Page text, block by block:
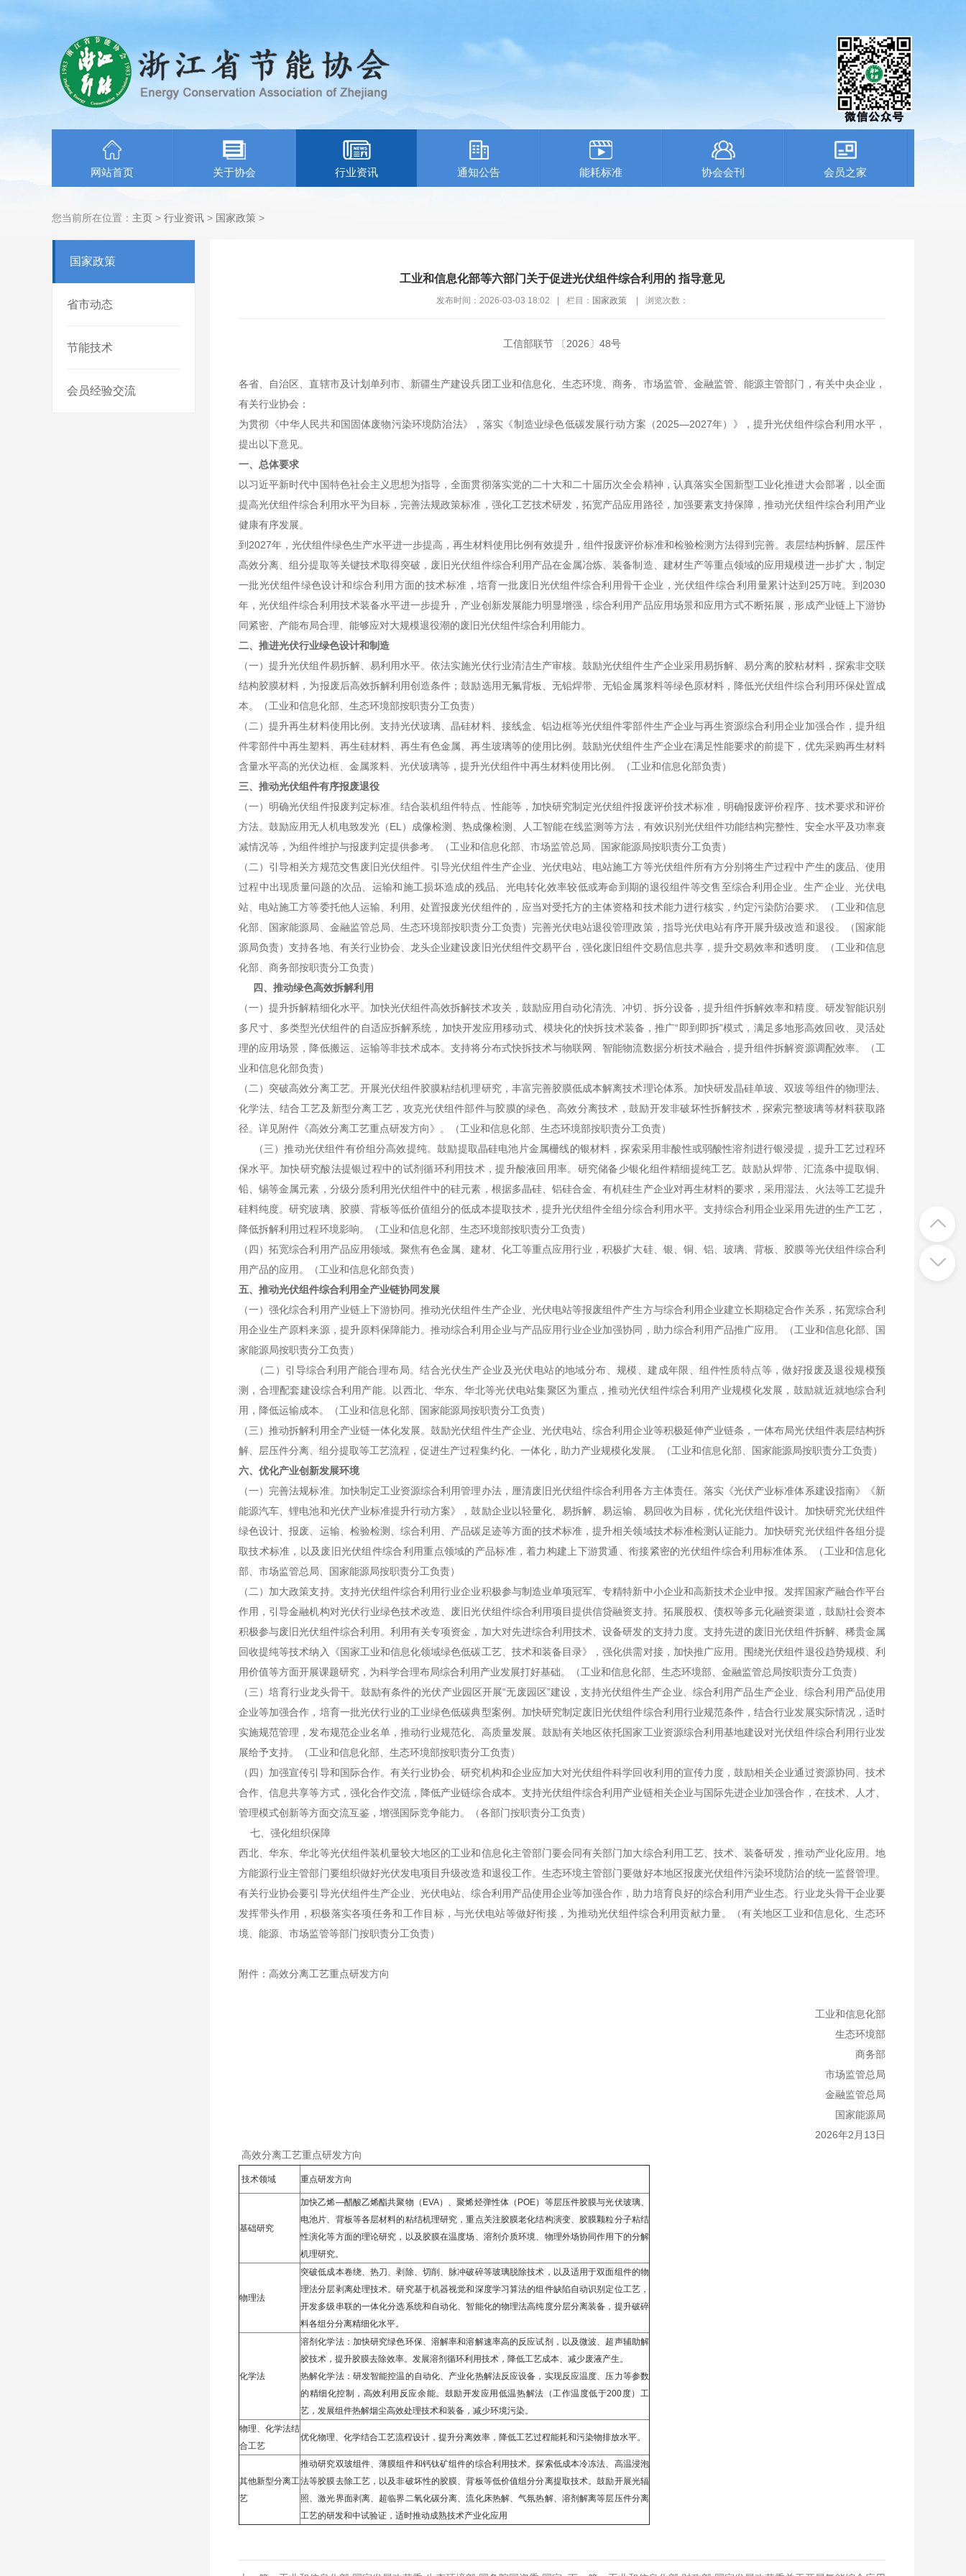
网站首页 关于协会 行业资讯 通知公告 能耗标准 协会会刊 会员之家
您当前所在位置： 主页 > 行业资讯 > 国家政策 >
国家政策
省市动态
节能技术
会员经验交流
工业和信息化部等六部门关于促进光伏组件综合利用的 指导意见
发布时间：2026-03-03 18:02 栏目： 国家政策 浏览次数：
工信部联节 〔2026〕48号
各省、自治区、直辖市及计划单列市、新疆生产建设兵团工业和信息化、生态环境、商务、市场监管、金融监管、能源主管部门，有关中央企业，
有关行业协会：
为贯彻《中华人民共和国固体废物污染环境防治法》，落实《制造业绿色低碳发展行动方案（2025—2027年）》，提升光伏组件综合利用水平，
提出以下意见。
一、总体要求
以习近平新时代中国特色社会主义思想为指导，全面贯彻落实党的二十大和二十届历次全会精神，认真落实全国新型工业化推进大会部署，以全面
提高光伏组件综合利用水平为目标，完善法规政策标准，强化工艺技术研发，拓宽产品应用路径，加强要素支持保障，推动光伏组件综合利用产业
健康有序发展。
到2027年，光伏组件绿色生产水平进一步提高，再生材料使用比例有效提升，组件报废评价标准和检验检测方法得到完善。表层结构拆解、层压件
高效分离、组分提取等关键技术取得突破，废旧光伏组件综合利用产品在金属冶炼、装备制造、建材生产等重点领域的应用规模进一步扩大，制定
一批光伏组件绿色设计和综合利用方面的技术标准，培育一批废旧光伏组件综合利用骨干企业，光伏组件综合利用量累计达到25万吨。到2030
年，光伏组件综合利用技术装备水平进一步提升，产业创新发展能力明显增强，综合利用产品应用场景和应用方式不断拓展，形成产业链上下游协
同紧密、产能布局合理、能够应对大规模退役潮的废旧光伏组件综合利用能力。
二、推进光伏行业绿色设计和制造
（一）提升光伏组件易拆解、易利用水平。依法实施光伏行业清洁生产审核。鼓励光伏组件生产企业采用易拆解、易分离的胶粘材料，探索非交联
结构胶膜材料，为报废后高效拆解利用创造条件；鼓励选用无氟背板、无铅焊带、无铅金属浆料等绿色原材料，降低光伏组件综合利用环保处置成
本。（工业和信息化部、生态环境部按职责分工负责）
（二）提升再生材料使用比例。支持光伏玻璃、晶硅材料、接线盒、铝边框等光伏组件零部件生产企业与再生资源综合利用企业加强合作，提升组
件零部件中再生塑料、再生硅材料、再生有色金属、再生玻璃等的使用比例。鼓励光伏组件生产企业在满足性能要求的前提下，优先采购再生材料
含量水平高的光伏边框、金属浆料、光伏玻璃等，提升光伏组件中再生材料使用比例。（工业和信息化部负责）
三、推动光伏组件有序报废退役
（一）明确光伏组件报废判定标准。结合装机组件特点、性能等，加快研究制定光伏组件报废评价技术标准，明确报废评价程序、技术要求和评价
方法。鼓励应用无人机电致发光（EL）成像检测、热成像检测、人工智能在线监测等方法，有效识别光伏组件功能结构完整性、安全水平及功率衰
减情况等，为组件维护与报废判定提供参考。（工业和信息化部、市场监管总局、国家能源局按职责分工负责）
（二）引导相关方规范交售废旧光伏组件。引导光伏组件生产企业、光伏电站、电站施工方等光伏组件所有方分别将生产过程中产生的废品、使用
过程中出现质量问题的次品、运输和施工损坏造成的残品、光电转化效率较低或寿命到期的退役组件等交售至综合利用企业。生产企业、光伏电
站、电站施工方等委托他人运输、利用、处置报废光伏组件的，应当对受托方的主体资格和技术能力进行核实，约定污染防治要求。（工业和信息
化部、国家能源局、金融监管总局、生态环境部按职责分工负责）完善光伏电站退役管理政策，指导光伏电站有序开展升级改造和退役。（国家能
源局负责）支持各地、有关行业协会、龙头企业建设废旧光伏组件交易平台，强化废旧组件交易信息共享，提升交易效率和透明度。（工业和信息
化部、商务部按职责分工负责）
四、推动绿色高效拆解利用
（一）提升拆解精细化水平。加快光伏组件高效拆解技术攻关，鼓励应用自动化清洗、冲切、拆分设备，提升组件拆解效率和精度。研发智能识别
多尺寸、多类型光伏组件的自适应拆解系统，加快开发应用移动式、模块化的快拆技术装备，推广“即到即拆”模式，满足多地形高效回收、灵活处
理的应用场景，降低搬运、运输等非技术成本。支持将分布式快拆技术与物联网、智能物流数据分析技术融合，提升组件拆解资源调配效率。（工
业和信息化部负责）
（二）突破高效分离工艺。开展光伏组件胶膜粘结机理研究，丰富完善胶膜低成本解离技术理论体系。加快研发晶硅单玻、双玻等组件的物理法、
化学法、结合工艺及新型分离工艺，攻克光伏组件部件与胶膜的绿色、高效分离技术，鼓励开发非破坏性拆解技术，探索完整玻璃等材料获取路
径。详见附件《高效分离工艺重点研发方向》。（工业和信息化部、生态环境部按职责分工负责）
（三）推动光伏组件有价组分高效提纯。鼓励提取晶硅电池片金属栅线的银材料，探索采用非酸性或弱酸性溶剂进行银浸提，提升工艺过程环
保水平。加快研究酸法提银过程中的试剂循环利用技术，提升酸液回用率。研究储备少银化组件精细提纯工艺。鼓励从焊带、汇流条中提取铜、
铅、锡等金属元素，分级分质利用光伏组件中的硅元素，根据多晶硅、铝硅合金、有机硅生产企业对再生材料的要求，采用湿法、火法等工艺提升
硅料纯度。研究玻璃、胶膜、背板等低价值组分的低成本提取技术，提升光伏组件全组分综合利用水平。支持综合利用企业采用先进的生产工艺，
降低拆解利用过程环境影响。（工业和信息化部、生态环境部按职责分工负责）
（四）拓宽综合利用产品应用领域。聚焦有色金属、建材、化工等重点应用行业，积极扩大硅、银、铜、铝、玻璃、背板、胶膜等光伏组件综合利
用产品的应用。（工业和信息化部负责）
五、推动光伏组件综合利用全产业链协同发展
（一）强化综合利用产业链上下游协同。推动光伏组件生产企业、光伏电站等报废组件产生方与综合利用企业建立长期稳定合作关系，拓宽综合利
用企业生产原料来源，提升原料保障能力。推动综合利用企业与产品应用行业企业加强协同，助力综合利用产品推广应用。（工业和信息化部、国
家能源局按职责分工负责）
（二）引导综合利用产能合理布局。结合光伏生产企业及光伏电站的地域分布、规模、建成年限、组件性质特点等，做好报废及退役规模预
测，合理配套建设综合利用产能。以西北、华东、华北等光伏电站集聚区为重点，推动光伏组件综合利用产业规模化发展，鼓励就近就地综合利
用，降低运输成本。（工业和信息化部、国家能源局按职责分工负责）
（三）推动拆解利用全产业链一体化发展。鼓励光伏组件生产企业、光伏电站、综合利用企业等积极延伸产业链条，一体布局光伏组件表层结构拆
解、层压件分离、组分提取等工艺流程，促进生产过程集约化、一体化，助力产业规模化发展。（工业和信息化部、国家能源局按职责分工负责）
六、优化产业创新发展环境
（一）完善法规标准。加快制定工业资源综合利用管理办法，厘清废旧光伏组件综合利用各方主体责任。落实《光伏产业标准体系建设指南》《新
能源汽车、锂电池和光伏产业标准提升行动方案》，鼓励企业以轻量化、易拆解、易运输、易回收为目标，优化光伏组件设计。加快研究光伏组件
绿色设计、报废、运输、检验检测、综合利用、产品碳足迹等方面的技术标准，提升相关领域技术标准检测认证能力。加快研究光伏组件各组分提
取技术标准，以及废旧光伏组件综合利用重点领域的产品标准，着力构建上下游贯通、衔接紧密的光伏组件综合利用标准体系。（工业和信息化
部、市场监管总局、国家能源局按职责分工负责）
（二）加大政策支持。支持光伏组件综合利用行业企业积极参与制造业单项冠军、专精特新中小企业和高新技术企业申报。发挥国家产融合作平台
作用，引导金融机构对光伏行业绿色技术改造、废旧光伏组件综合利用项目提供信贷融资支持。拓展股权、债权等多元化融资渠道，鼓励社会资本
积极参与废旧光伏组件综合利用。利用有关专项资金，加大对先进综合利用技术、设备研发的支持力度。支持先进的废旧光伏组件拆解、稀贵金属
回收提纯等技术纳入《国家工业和信息化领域绿色低碳工艺、技术和装备目录》，强化供需对接，加快推广应用。围绕光伏组件退役趋势规模、利
用价值等方面开展课题研究，为科学合理布局综合利用产业发展打好基础。（工业和信息化部、生态环境部、金融监管总局按职责分工负责）
（三）培育行业龙头骨干。鼓励有条件的光伏产业园区开展“无废园区”建设，支持光伏组件生产企业、综合利用产品生产企业、综合利用产品使用
企业等加强合作，培育一批光伏行业的工业绿色低碳典型案例。加快研究制定废旧光伏组件综合利用行业规范条件，结合行业发展实际情况，适时
实施规范管理，发布规范企业名单，推动行业规范化、高质量发展。鼓励有关地区依托国家工业资源综合利用基地建设对光伏组件综合利用行业发
展给予支持。（工业和信息化部、生态环境部按职责分工负责）
（四）加强宣传引导和国际合作。有关行业协会、研究机构和企业应加大对光伏组件科学回收利用的宣传力度，鼓励相关企业通过资源协同、技术
合作、信息共享等方式，强化合作交流，降低产业链综合成本。支持光伏组件综合利用产业链相关企业与国际先进企业加强合作，在技术、人才、
管理模式创新等方面交流互鉴，增强国际竞争能力。（各部门按职责分工负责）
七、强化组织保障
西北、华东、华北等光伏组件装机量较大地区的工业和信息化主管部门要会同有关部门加大综合利用工艺、技术、装备研发，推动产业化应用。地
方能源行业主管部门要组织做好光伏发电项目升级改造和退役工作。生态环境主管部门要做好本地区报废光伏组件污染环境防治的统一监督管理。
有关行业协会要引导光伏组件生产企业、光伏电站、综合利用产品使用企业等加强合作，助力培育良好的综合利用产业生态。行业龙头骨干企业要
发挥带头作用，积极落实各项任务和工作目标，与光伏电站等做好衔接，为推动光伏组件综合利用贡献力量。（有关地区工业和信息化、生态环
境、能源、市场监管等部门按职责分工负责）
附件：高效分离工艺重点研发方向
工业和信息化部
生态环境部
商务部
市场监管总局
金融监管总局
国家能源局
2026年2月13日
高效分离工艺重点研发方向
技术领域 重点研发方向
基础研究
加快乙烯—醋酸乙烯酯共聚物（EVA）、聚烯烃弹性体（POE）等层压件胶膜与光伏玻璃、
电池片、背板等各层材料的粘结机理研究，重点关注胶膜老化结构演变、胶膜颗粒分子粘结
性演化等方面的理论研究，以及胶膜在温度场、溶剂介质环境、物理外场协同作用下的分解
机理研究。
物理法
突破低成本卷绕、热刀、剥除、切削、脉冲破碎等玻璃脱除技术，以及适用于双面组件的物
理法分层剥离处理技术。研究基于机器视觉和深度学习算法的组件缺陷自动识别定位工艺，
开发多级串联的一体化分选系统和自动化、智能化的物理法高纯度分层分离装备，提升破碎
料各组分分离精细化水平。
化学法
溶剂化学法：加快研究绿色环保、溶解率和溶解速率高的反应试剂，以及微波、超声辅助解
胶技术，提升胶膜去除效率。发展溶剂循环利用技术，降低工艺成本、减少废液产生。
热解化学法：研发智能控温的自动化、产业化热解法反应设备，实现反应温度、压力等参数
的精细化控制，高效利用反应余能。鼓励开发应用低温热解法（工作温度低于200度）工
艺，发展组件热解烟尘高效处理技术和装备，减少环境污染。
物理、化学法结
合工艺
优化物理、化学结合工艺流程设计，提升分离效率，降低工艺过程能耗和污染物排放水平。
其他新型分离工
艺
推动研究双玻组件、薄膜组件和钙钛矿组件的综合利用技术。探索低成本冷冻法、高温浸泡
法等胶膜去除工艺，以及非破坏性的胶膜、背板等低价值组分分离提取技术。鼓励开展光辐
照、激光界面剥离、超临界二氧化碳分离、流化床热解、气氛热解、溶剂解离等层压件分离
工艺的研发和中试验证，适时推动成熟技术产业化应用